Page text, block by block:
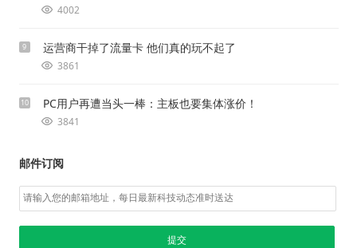
4002
9 运营商干掉了流量卡 他们真的玩不起了
3861
10 PC用户再遭当头一棒：主板也要集体涨价！
3841
邮件订阅